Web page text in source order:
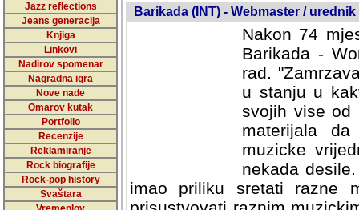
Jazz reflections
Jeans generacija
Knjiga
Linkovi
Nadirov spomenar
Nagradna igra
Nove nade
Omarov kutak
Portfolio
Recenzije
Reklamiranje
Rock biografije
Rock-pop history
Svaštara
Barikada (INT) - Webmaster / urednik
Nakon 74
Barikada -
rad.
u stanju u
svojih vise od
materijala
muzicke
nekada
imao priliku sretati razne